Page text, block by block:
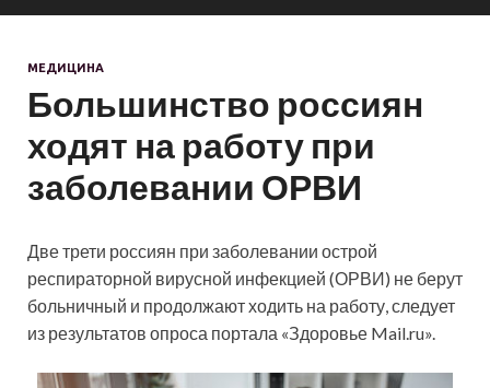
МЕДИЦИНА
Большинство россиян
ходят на работу при
заболевании ОРВИ
Две трети россиян при заболевании острой
респираторной вирусной инфекцией (ОРВИ) не берут
больничный и продолжают ходить на работу, следует
из результатов опроса портала «Здоровье Mail.ru».